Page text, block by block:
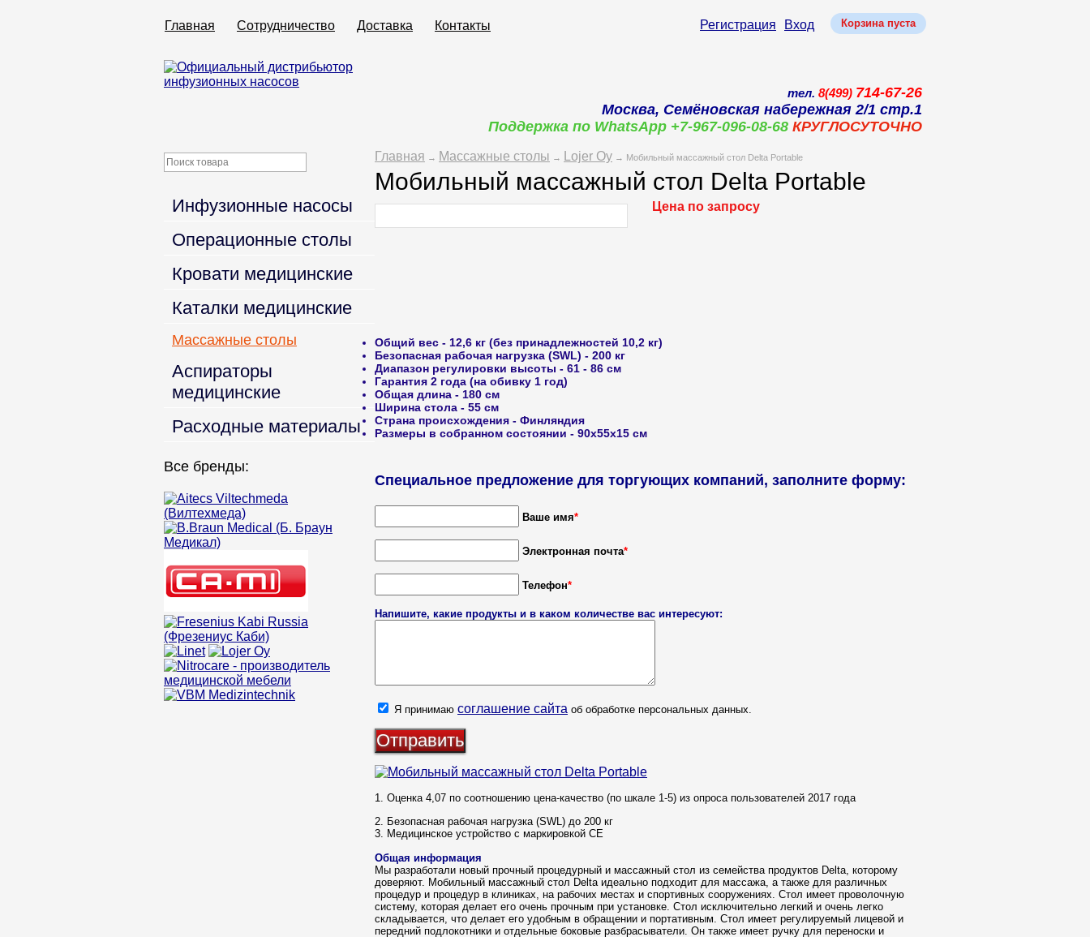
Главная Сотрудничество Доставка Контакты Корзина пуста
Регистрация Вход
тел. 8(499) 714-67-26
Москва, Семёновская набережная 2/1 стр.1
Поддержка по WhatsApp +7-967-096-08-68 КРУГЛОСУТОЧНО
Главная → Массажные столы → Lojer Oy → Мобильный массажный стол Delta Portable
Мобильный массажный стол Delta Portable
Цена по запросу
Общий вес - 12,6 кг (без принадлежностей 10,2 кг)
Безопасная рабочая нагрузка (SWL) - 200 кг
Диапазон регулировки высоты - 61 - 86 см
Гарантия 2 года (на обивку 1 год)
Общая длина - 180 см
Ширина стола - 55 см
Страна происхождения - Финляндия
Размеры в собранном состоянии - 90x55x15 см
Специальное предложение для торгующих компаний, заполните форму:
Ваше имя*
Электронная почта*
Телефон*
Напишите, какие продукты и в каком количестве вас интересуют:
Я принимаю соглашение сайта об обработке персональных данных.
1. Оценка 4,07 по соотношению цена-качество (по шкале 1-5) из опроса пользователей 2017 года
2. Безопасная рабочая нагрузка (SWL) до 200 кг
3. Медицинское устройство с маркировкой CE
Общая информация
Мы разработали новый прочный процедурный и массажный стол из семейства продуктов Delta, которому
доверяют. Мобильный массажный стол Delta идеально подходит для массажа, а также для различных
процедур и процедур в клиниках, на рабочих местах и спортивных сооружениях. Стол имеет проволочную
систему, которая делает его очень прочным при установке. Стол исключительно легкий и очень легко
складывается, что делает его удобным в обращении и портативным. Стол имеет регулируемый лицевой и
передний подлокотники и отдельные боковые разбрасыватели. Он также имеет ручку для переноски и
Инфузионные насосы
Операционные столы
Кровати медицинские
Каталки медицинские
Массажные столы
Аспираторы
медицинские
Расходные материалы
Все бренды: